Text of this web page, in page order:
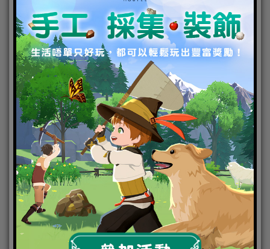
轉身或是傳球給隊友。
花垣武道
26歲時還只是個渾渾噩噩，人生隨波逐流的打工仔，
某天從新聞得知初中唯一交往過的戀人被捲入黑道組
織「東京卍會」的鬥爭中過世了，接著在電車月台被
人推落，卻也因此穿越時空回到初中，為了拯救女
友，以及改變至今總是習慣逃避一切的自己，花垣武
道決心豁出一切，來一場人生的絕地大反攻！自己雖
然不擅長打鬥，卻有著相當堅韌的意志力和耐久力，
也因此逐漸獲得其他人的認同。